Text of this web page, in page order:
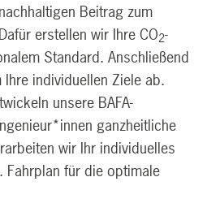
Beitrag zum
erstellen wir Ihre CO2-
Standard. Anschließend
individuellen Ziele ab.
unsere BAFA-
ganzheitliche
wir Ihr individuelles
Fahrplan für die optimale